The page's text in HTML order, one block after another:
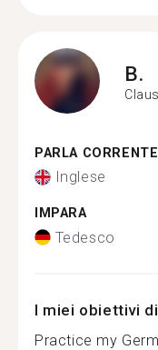
B.
PARLA
Inglese
IMPARA
Tedesco
I miei obiettivi
Practice my